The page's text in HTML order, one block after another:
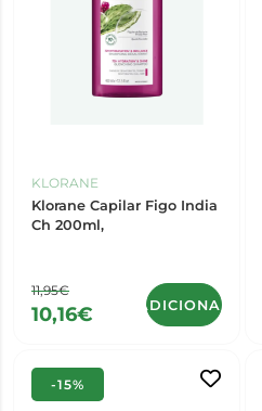
KLORANE
Klorane Capilar Figo India
Ch 200ml,
11,95€
10,16€ ADICIONAR
-15%